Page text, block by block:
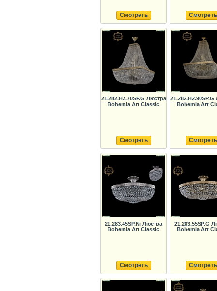
Смотреть Смотреть
21.282.H2.70SP.G Люстра
Bohemia Art Classic
Смотреть
21.282.H2.90SP.G
Bohemia Art
Смотреть
21.283.45SP.Ni Люстра
Bohemia Art Classic
Смотреть
21.283.55SP.G
Bohemia Art
Смотреть